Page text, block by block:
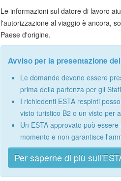
Le informazioni sul datore di lavoro
l'autorizzazione al viaggio è ancora,
Paese d'origine.
Avviso per la presentazione
Le domande devono essere
prima della partenza per gli
I richiedenti ESTA respinti
visto turistico B2 o un visto per
Un ESTA approvato può
momento e non garantisce
Per saperne di più